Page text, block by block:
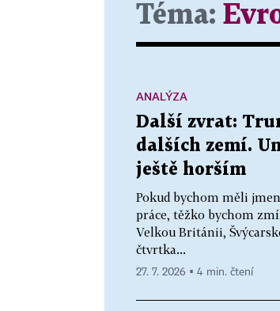
Téma:
Další zvrat:
dalších zemí.
ještě horším
Pokud bychom měli
práce, těžko bychom
Velkou Británii,
čtvrtka...
ANALÝZA
27. 7. 2026 ▪ 4 min. čtení